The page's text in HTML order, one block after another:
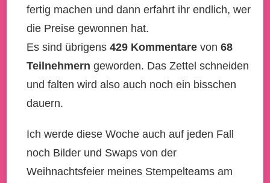
fertig machen und dann erfahrt ihr endlich, wer
die Preise gewonnen hat.
Es sind übrigens 429 Kommentare von 68
Teilnehmern geworden. Das Zettel schneiden
und falten wird also auch noch ein bisschen
dauern.
Ich werde diese Woche auch auf jeden Fall
noch Bilder und Swaps von der
Weihnachtsfeier meines Stempelteams am